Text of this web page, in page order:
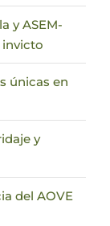
y ASEM-
invicto
únicas en
y
del AOVE